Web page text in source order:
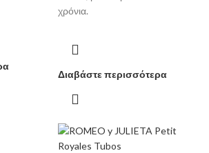
χρόνια.
Διαβάστε περισσότερα